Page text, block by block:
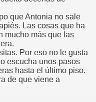
que Antonia no sale
Las cosas que ha
mucho más que las
Por eso no le gusta
escucha unos pasos
hasta el último piso.
de que viene a